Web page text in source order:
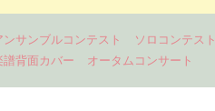
ンサンブルコンテスト ソロコンテスト
譜背面カバー
オータムコンサート